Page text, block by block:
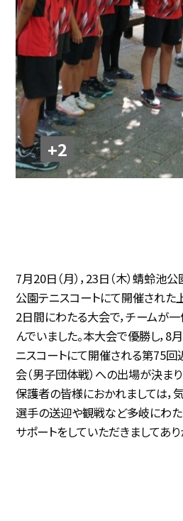
+2
7月20日（月），23日（木）蜻蛉池
公園テニスコートにて開催された
2日間にわたる大会で，チームが
んでいました。本大会で優勝し，8
ニスコートにて開催される第75
会（男子団体戦）への出場が決まり
保護者の皆様におかれましては，
選手の送迎や観戦など多岐にわた
サポートをしていただきましてあり